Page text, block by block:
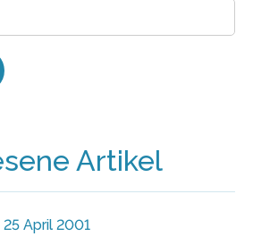
Artikel
25 April 2001